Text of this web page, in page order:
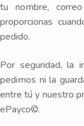
tu nombre,
proporcionas
pedido.
Por seguridad, la
pedimos ni la
entre tú y nuestro
ePayco©.